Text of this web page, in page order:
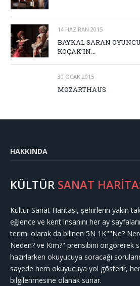
14 HAZIRAN 2015
BAYKAL SARAN
KOÇAK’IN…
30 OCAK 2015
MOZARTHAUS
HAKKINDA
KÜLTÜR SANAT
Kültür Sanat Haritası, şehirlerin yakın
eğlence ve kent insanını her ay
terimi olarak da bilinen 5N 1K""Ne?
Neden? ve Kim?" prensibini öngörerek
hazırlarken okuyucuya soracağı
sayede hem okuyucuya yol gösterir,
bilgilenmesine olanak sunar.